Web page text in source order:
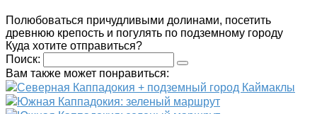
Полюбоваться причудливыми долинами, посетить
древнюю крепость и погулять по подземному городу
Куда хотите отправиться?
Поиск:
Вам также может понравиться:
Северная Каппадокия + подземный город Каймаклы
Южная Каппадокия: зеленый маршрут